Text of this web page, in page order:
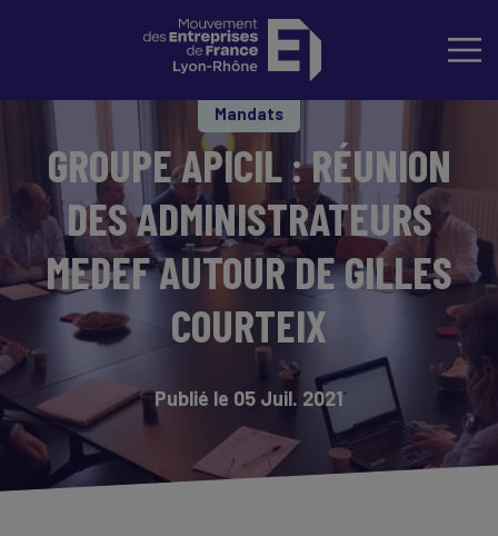
Mandats
GROUPE APICIL : RÉUNION
DES ADMINISTRATEURS
MEDEF AUTOUR DE GILLES
COURTEIX
Publié le 05 Juil. 2021